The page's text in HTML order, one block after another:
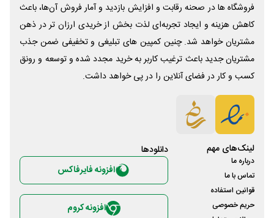
فروشگاه ها در صحنه رقابت و افزایش بازدید و آمار فروش آن‌ها، باعث
کاهش هزینه و ایجاد تجربه‌ای لذت بخش از خریدی ارزان تر در ذهن
مشتریان خواهد شد. چنین کمپین های تبلیغی و تخفیفی ضمن جذب
مشتریان جدید باعث ترغیب کاربر به خرید مجدد شده و توسعه و رونق
کسب و کار در فضای آنلاین را در پی خواهد داشت.
لینک‌های مهم
درباره ما
تماس با ما
قوانین استفاده
حریم خصوصی
دانلود‌ها
افزونه فایرفاکس
افزونه کروم